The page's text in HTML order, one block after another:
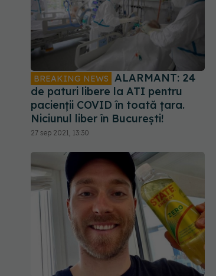
BREAKING NEWS
ALARMANT: 24
de paturi libere la ATI pentru
pacienții COVID în toată țara.
Niciunul liber în București!
27 sep 2021, 13:30